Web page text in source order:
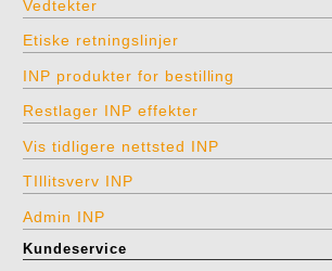
Vedtekter
Etiske retningslinjer
INP produkter for bestilling
Restlager INP effekter
Vis tidligere nettsted INP
TIllitsverv INP
Admin INP
Kundeservice